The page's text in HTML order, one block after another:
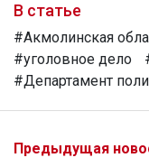
В статье
#Акмолинская
#уголовное дело
#Департамент
Предыдущая